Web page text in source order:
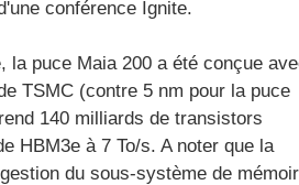
conférence Ignite.
la puce Maia 200 a été conçue
TSMC (contre 5 nm pour la puce
140 milliards de transistors
HBM3e à 7 To/s. A noter que la
du sous-système de